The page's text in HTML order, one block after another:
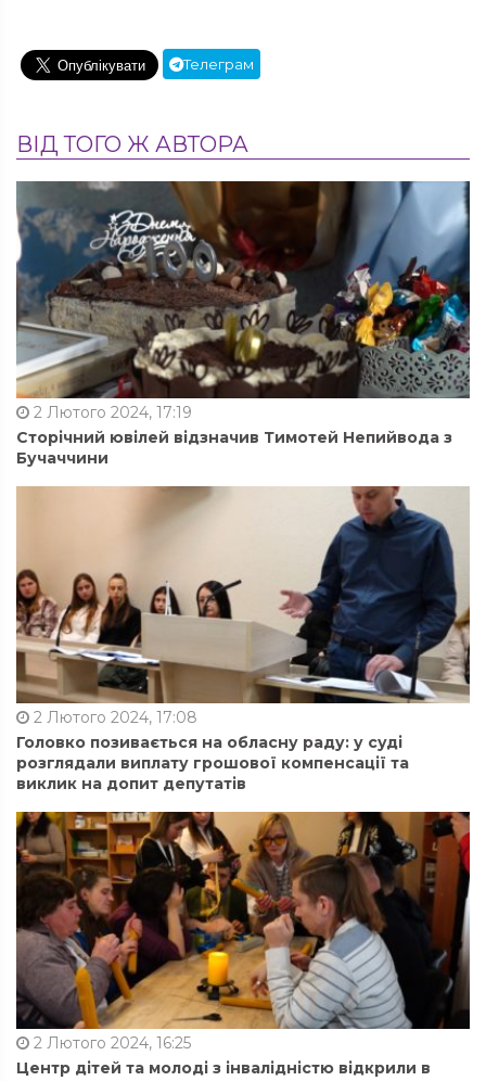
Телеграм
ВІД ТОГО Ж АВТОРА
2 Лютого 2024, 17:19
Сторічний ювілей відзначив Тимотей Непийвода з
Бучаччини
2 Лютого 2024, 17:08
Головко позивається на обласну раду: у суді
розглядали виплату грошової компенсації та
виклик на допит депутатів
2 Лютого 2024, 16:25
Центр дітей та молоді з інвалідністю відкрили в